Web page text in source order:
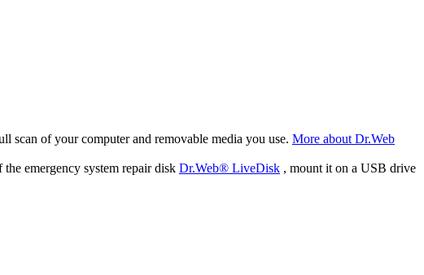
scan of your computer and removable media you use. More about Dr.Web
emergency system repair disk Dr.Web® LiveDisk , mount it on a USB drive